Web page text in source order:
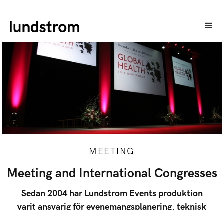
MEETING
Meeting and International Congresses
Sedan 2004 har Lundstrom Events produktion
varit ansvarig för evenemangsplanering, teknisk